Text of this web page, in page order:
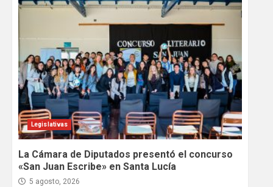
Legislativas
La Cámara de Diputados presentó el concurso
«San Juan Escribe» en Santa Lucía
5 agosto, 2026